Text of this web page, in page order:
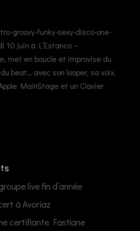
groovy-funky-sexy-disco-one-
10 juin à L’Estanco –
met en boucle et improvise du
beat… avec son looper, sa voix,
MainStage et un Clavier
live fin d’année
à Avoriaz
certifiante Fastlane